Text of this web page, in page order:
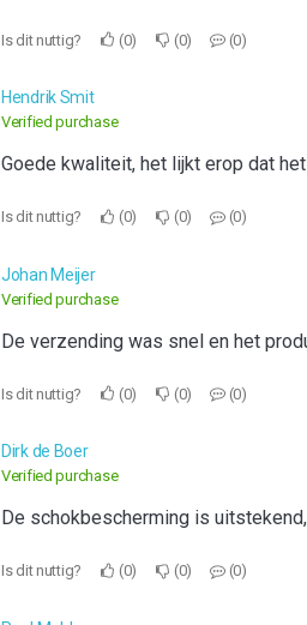
Is dit nuttig? 0 0 0
Hendrik Smit
Verified purchase
Goede kwaliteit, het lijkt erop dat
Is dit nuttig? 0 0 0
Johan Meijer
Verified purchase
De verzending was snel en het
Is dit nuttig? 0 0 0
Dirk de Boer
Verified purchase
De schokbescherming is
Is dit nuttig? 0 0 0